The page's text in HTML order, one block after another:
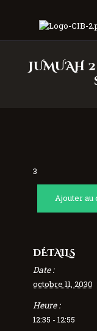
3
Ajouter
DÉTAILS
Date :
octobre 11, 2030
Heure :
12:35 - 12:55